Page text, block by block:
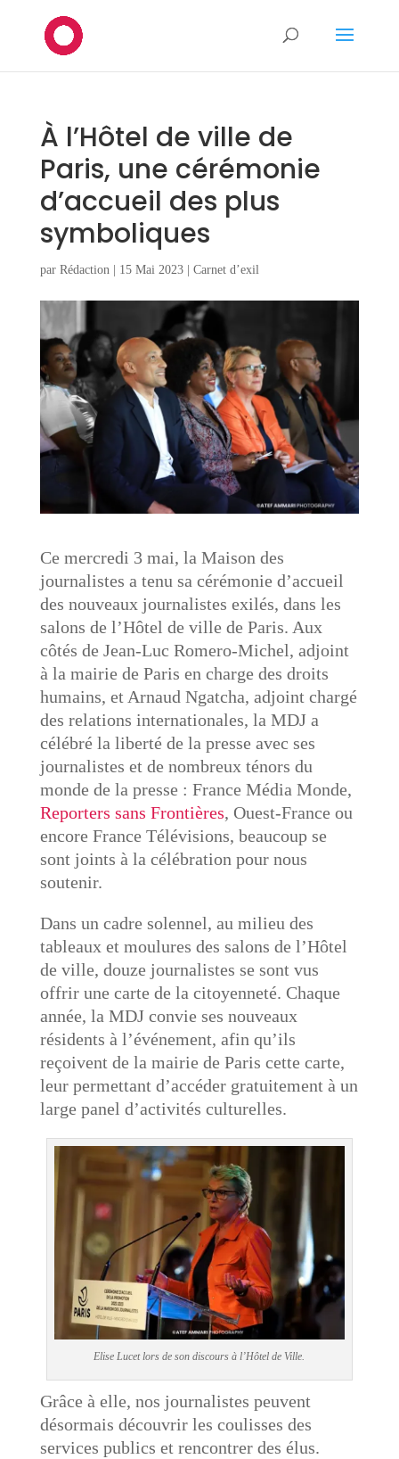
À l’Hôtel de ville de
Paris, une cérémonie
d’accueil des plus
symboliques
par Rédaction| 15 Mai 2023| Carnet d’exil
Ce mercredi 3 mai, la Maison des
journalistes a tenu sa cérémonie d’accueil
des nouveaux journalistes exilés, dans les
salons de l’Hôtel de ville de Paris. Aux
côtés de Jean-Luc Romero-Michel, adjoint
à la mairie de Paris en charge des droits
humains, et Arnaud Ngatcha, adjoint chargé
des relations internationales, la MDJ a
célébré la liberté de la presse avec ses
journalistes et de nombreux ténors du
monde de la presse : France Média Monde,
Reporters sans Frontières, Ouest-France ou
encore France Télévisions, beaucoup se
sont joints à la célébration pour nous
soutenir.
Dans un cadre solennel, au milieu des
tableaux et moulures des salons de l’Hôtel
de ville, douze journalistes se sont vus
offrir une carte de la citoyenneté. Chaque
année, la MDJ convie ses nouveaux
résidents à l’événement, afin qu’ils
reçoivent de la mairie de Paris cette carte,
leur permettant d’accéder gratuitement à un
large panel d’activités culturelles.
Elise Lucet lors de son discours à l’Hôtel de Ville.
Grâce à elle, nos journalistes peuvent
désormais découvrir les coulisses des
services publics et rencontrer des élus.